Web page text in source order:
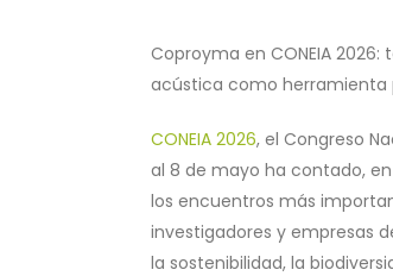
Coproyma en CONEIA
acústica como herramienta
CONEIA 2026, el Congreso
al 8 de mayo ha contado,
los encuentros más
investigadores y empresas
la sostenibilidad, la